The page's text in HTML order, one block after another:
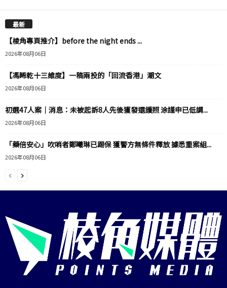
最新
【棱角專頁推介】before the night ends ...
2026年08月06日
【馮睎乾十三維度】一稿兩投的「回流香港」潮文
2026年08月06日
初選47人案｜消息：未被起訴8人先後獲發還護照 涂謹申已低調...
2026年08月06日
「藥倍安心」吹哨者鄭曦琳已踢保 獲警方無條件釋放 據悉重案組...
2026年08月06日